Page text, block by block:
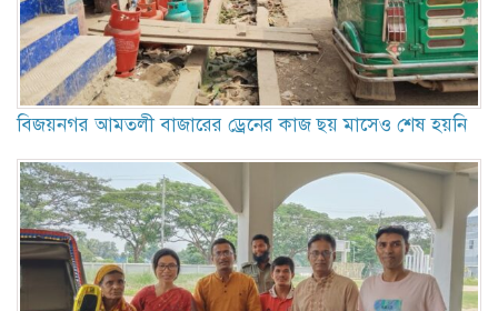
বিজয়নগর আমতলী বাজারের ড্রেনের কাজ ছয় মাসেও শেষ হয়নি